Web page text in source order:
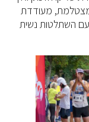
מצטלמת, מעודדת
עם השתלטות נשית